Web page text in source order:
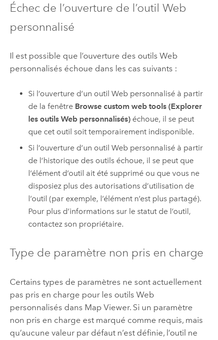
Échec de l’ouverture de l’outil Web
personnalisé
Il est possible que l’ouverture des outils Web
personnalisés échoue dans les cas suivants :
Si l’ouverture d’un outil Web personnalisé à partir
de la fenêtre Browse custom web tools (Explorer
les outils Web personnalisés) échoue, il se peut
que cet outil soit temporairement indisponible.
Si l’ouverture d’un outil Web personnalisé à partir
de l’historique des outils échoue, il se peut que
l’élément d’outil ait été supprimé ou que vous ne
disposiez plus des autorisations d’utilisation de
l’outil (par exemple, l’élément n’est plus partagé).
Pour plus d’informations sur le statut de l’outil,
contactez son propriétaire.
Type de paramètre non pris en charge
Certains types de paramètres ne sont actuellement
pas pris en charge pour les outils Web
personnalisés dans Map Viewer. Si un paramètre
non pris en charge est marqué comme requis, mais
qu’aucune valeur par défaut n’est définie, l’outil ne